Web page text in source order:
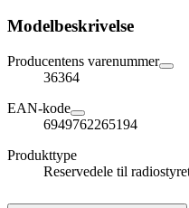
Modelbeskrivelse
Producentens varenummer
36364
EAN-kode
6949762265194
Produkttype
Reservedele til